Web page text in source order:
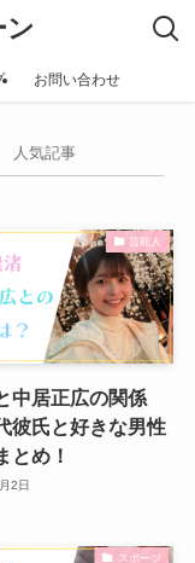
ン
お問い合わせ
人気記事
芸能人
中居正広の関係
彼氏と好きな男性
とめ！
2日
スポーツ